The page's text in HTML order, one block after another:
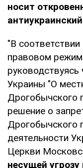
носит
"В
правовом
руководствуясь
Украины "О
Дрогобычского
решение о
Дрогобычского
деятельности
Церкви
несущей